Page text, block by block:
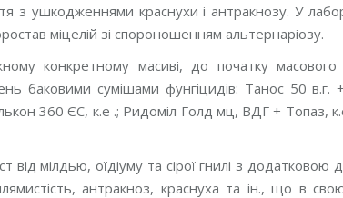
з ушкодженнями краснухи і антракнозу. У
міцелій зі спороношенням альтернаріозу.
конкретному масиві, до початку
баковими сумішами фунгіцидів: Танос 50
360 ЄС, к.е .; Ридоміл Голд мц, ВДГ + Топаз,
від мілдью, оїдіуму та сірої гнилі з додатковою
антракноз, краснуха та ін., що в